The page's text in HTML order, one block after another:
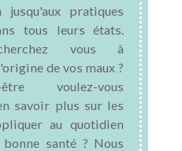
jusqu'aux pratiques
tous leurs états.
vous à
de vos maux ?
voulez-vous
savoir plus sur les
au quotidien
santé ? Nous